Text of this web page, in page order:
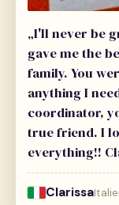
„I'll never be
gave me the
family. You
anything I
coordinator,
true friend. I
everything!!
Clarissa